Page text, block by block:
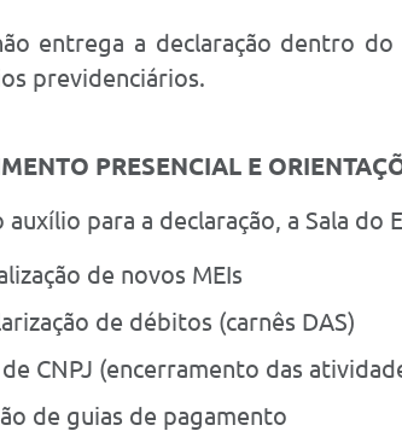
entrega a declaração dentro
previdenciários.
PRESENCIAL E
auxílio para a declaração, a Sala
de novos MEIs
de débitos (carnês DAS)
CNPJ (encerramento das
de guias de pagamento